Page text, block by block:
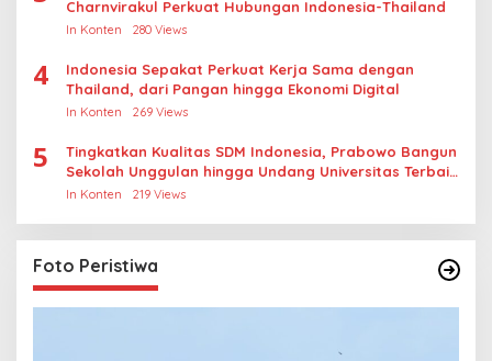
Charnvirakul Perkuat Hubungan Indonesia-Thailand
In Konten 280 Views
4
Indonesia Sepakat Perkuat Kerja Sama dengan
Thailand, dari Pangan hingga Ekonomi Digital
In Konten 269 Views
5
Tingkatkan Kualitas SDM Indonesia, Prabowo Bangun
Sekolah Unggulan hingga Undang Universitas Terbaik
Dunia
In Konten 219 Views
Foto Peristiwa